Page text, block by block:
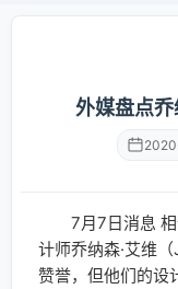
外媒盘点乔
7月7日消息 相
计师乔纳森·艾维
赞誉，但他们的设